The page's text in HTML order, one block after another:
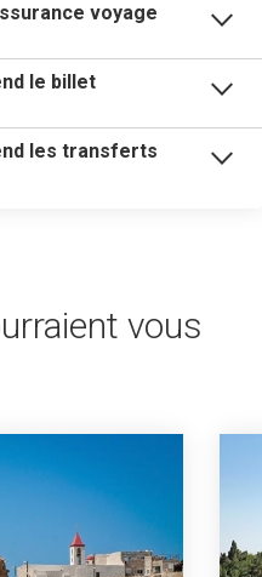
voyage
le billet
les transferts
vous